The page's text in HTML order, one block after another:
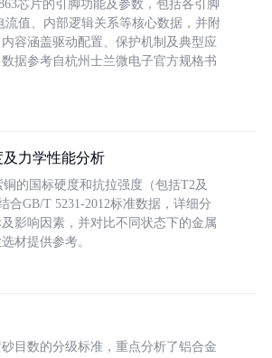
芯片的引脚功能及参数，包括各引脚
流值、内部逻辑关系等核心数据，并附
容涵盖驱动配置、保护机制及典型应
据参考自杭州士兰微电子官方规格书
力学性能分析
的国标硬度和抗拉强度（包括T2及
合GB/T 5231-2012标准数据，详细分
影响因素，并对比不同状态下的金属
材提供参考。
目数的分级标准，重点分析了铝合金